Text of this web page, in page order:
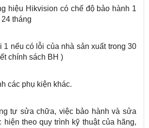
hiệu Hikvision có chế độ bảo hành 1
tháng
1 nếu có lỗi của nhà sản xuất trong 30
chính sách BH )
các phụ kiện khác.
tự sửa chữa, việc bảo hành và sửa
theo quy trình kỹ thuật của hãng,